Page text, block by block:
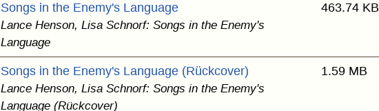
Songs in the Enemy's Language
Lance Henson, Lisa Schnorf: Songs in the Enemy's
Language
463.74 KB
Songs in the Enemy's Language (Rückcover)
Lance Henson, Lisa Schnorf: Songs in the Enemy's
Language (Rückcover)
1.59 MB